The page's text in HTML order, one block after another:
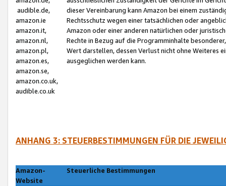
audible.de,
amazon.ie
amazon.it,
amazon.nl,
amazon.pl,
amazon.es,
amazon.se,
amazon.co.uk,
audible.co.uk
dieser Vereinbarung kann Amazon bei einem
Rechtsschutz wegen einer tatsächlichen oder
Amazon oder einer anderen natürlichen oder
Rechte in Bezug auf die Programminhalte
Wert darstellen, dessen Verlust nicht ohne Weiteres
ausgeglichen werden kann.
ANHANG 3: STEUERBESTIMMUNGEN FÜR DIE
Amazon-
Website
Steuerliche Bestimmungen